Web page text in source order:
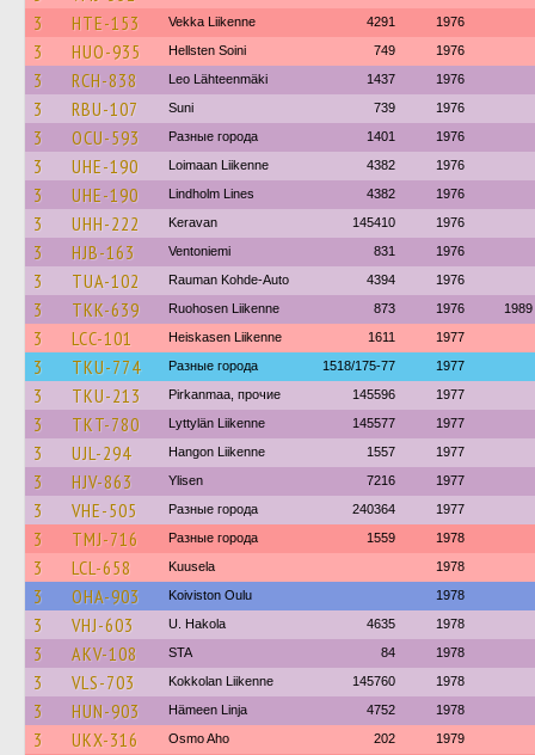
3
HTE-153 Vekka Liikenne 4291 1976
3 HUO-935 Hellsten Soini 749 1976
3 RCH-838 Leo Lähteenmäki 1437 1976
3 RBU-107 Suni 739 1976
3 OCU-593 Разные города 1401 1976
3 UHE-190 Loimaan Liikenne 4382 1976
3 UHE-190 Lindholm Lines 4382 1976
3 UHH-222 Keravan 145410 1976
3 HJB-163 Ventoniemi 831 1976
3 TUA-102 Rauman Kohde-Auto 4394 1976
3 TKK-639 Ruohosen Liikenne 873 1976 1989
3 LCC-101 Heiskasen Liikenne 1611 1977
3 TKU-774 Разные города 1518/175-77 1977
3 TKU-213 Pirkanmaa, прочие 145596 1977
3 TKT-780 Lyttylän Liikenne 145577 1977
3 UJL-294 Hangon Liikenne 1557 1977
3 HJV-863 Ylisen 7216 1977
3 VHE-505 Разные города 240364 1977
3 TMJ-716 Разные города 1559 1978
3 LCL-658 Kuusela 1978
3 OHA-903 Koiviston Oulu 1978
3 VHJ-603 U. Hakola 4635 1978
3 AKV-108 STA 84 1978
3 VLS-703 Kokkolan Liikenne 145760 1978
3 HUN-903 Hämeen Linja 4752 1978
3 UKX-316 Osmo Aho 202 1979